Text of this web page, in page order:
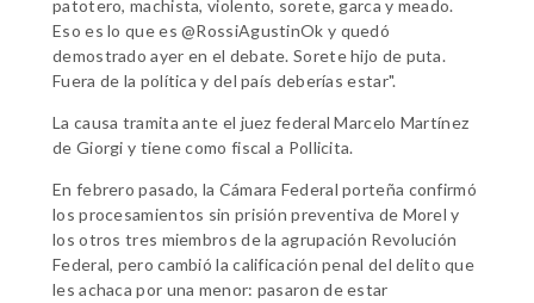
patotero, machista, violento, sorete, garca y meado.
Eso es lo que es @RossiAgustinOk y quedó
demostrado ayer en el debate. Sorete hijo de puta.
Fuera de la política y del país deberías estar".
La causa tramita ante el juez federal Marcelo Martínez
de Giorgi y tiene como fiscal a Pollicita.
En febrero pasado, la Cámara Federal porteña confirmó
los procesamientos sin prisión preventiva de Morel y
los otros tres miembros de la agrupación Revolución
Federal, pero cambió la calificación penal del delito que
les achaca por una menor: pasaron de estar